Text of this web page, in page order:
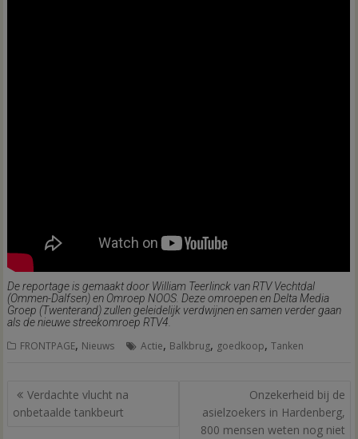
De reportage is gemaakt door William Teerlinck van RTV Vechtdal
(Ommen-Dalfsen) en Omroep NOOS. Deze omroepen en Delta Media
Groep (Twenterand) zullen geleidelijk verdwijnen en samen verder gaan
als de nieuwe streekomroep RTV4.
FRONTPAGE, Nieuws Actie, Balkbrug, goedkoop,Tanken
Bericht
navigatie
Verdachte vlucht na
onbetaalde tankbeurt
Onzekerheid bij de
asielzoekers in Hardenberg,
800 mensen weten nog niet